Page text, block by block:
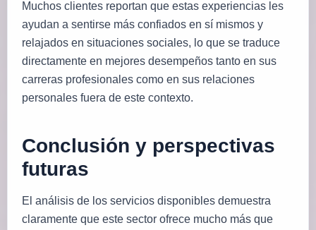
Muchos clientes reportan que estas experiencias les
ayudan a sentirse más confiados en sí mismos y
relajados en situaciones sociales, lo que se traduce
directamente en mejores desempeños tanto en sus
carreras profesionales como en sus relaciones
personales fuera de este contexto.
Conclusión y perspectivas
futuras
El análisis de los servicios disponibles demuestra
claramente que este sector ofrece mucho más que